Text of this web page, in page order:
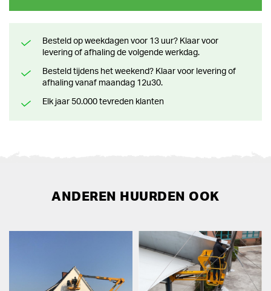
Besteld op weekdagen voor 13 uur? Klaar voor
levering of afhaling de volgende werkdag.
Besteld tijdens het weekend? Klaar voor levering of
afhaling vanaf maandag 12u30.
Elk jaar 50.000 tevreden klanten
ANDEREN HUURDEN OOK